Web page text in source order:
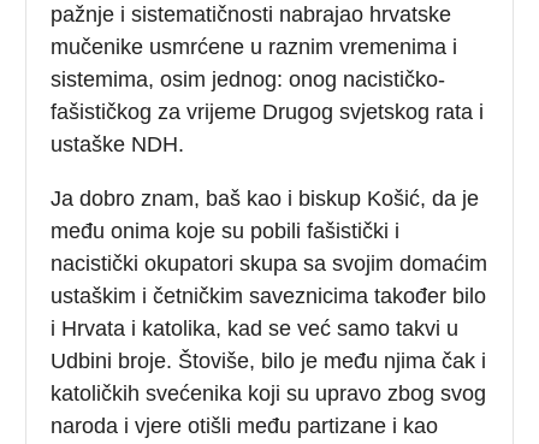
pažnje i sistematičnosti nabrajao hrvatske
mučenike usmrćene u raznim vremenima i
sistemima, osim jednog: onog nacističko-
fašističkog za vrijeme Drugog svjetskog rata i
ustaške NDH.
Ja dobro znam, baš kao i biskup Košić, da je
među onima koje su pobili fašistički i
nacistički okupatori skupa sa svojim domaćim
ustaškim i četničkim saveznicima također bilo
i Hrvata i katolika, kad se već samo takvi u
Udbini broje. Štoviše, bilo je među njima čak i
katoličkih svećenika koji su upravo zbog svog
naroda i vjere otišli među partizane i kao